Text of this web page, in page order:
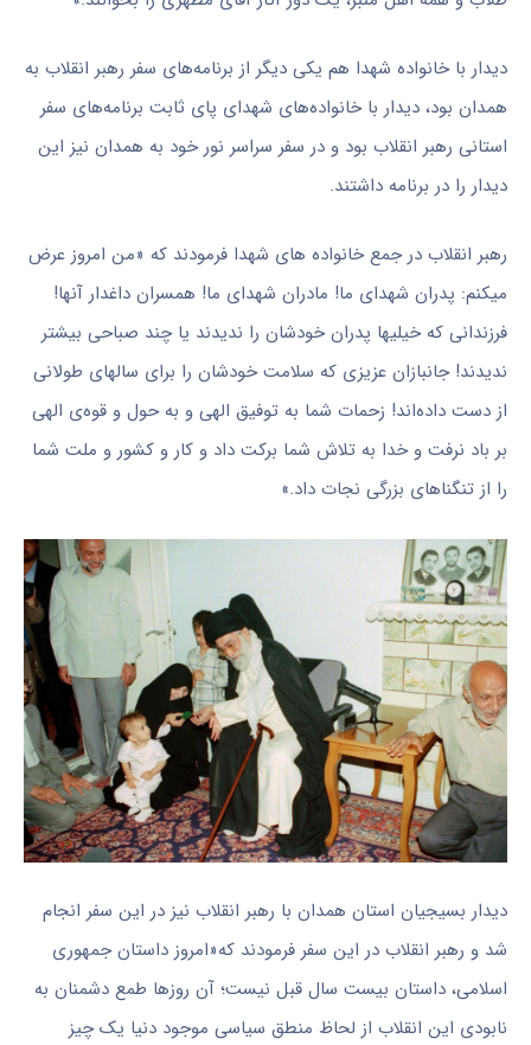
دیدار با خانواده شهدا هم یکی دیگر از برنامه‌های سفر رهبر انقلاب به
همدان بود، دیدار با خانواده‌های شهدای پای ثابت برنامه‌های سفر
استانی رهبر انقلاب بود و در سفر سراسر نور خود به همدان نیز این
دیدار را در برنامه داشتند.
رهبر انقلاب در جمع خانواده های شهدا فرمودند که «من امروز عرض
میکنم: پدران شهدای ما! مادران شهدای ما! همسران داغدار آنها!
فرزندانی که خیلیها پدران خودشان را ندیدند یا چند صباحی بیشتر
ندیدند! جانبازان عزیزی که سلامت خودشان را برای سالهای طولانی
از دست داده‌اند! زحمات شما به توفیق الهی و به حول و قوه‌ی الهی
بر باد نرفت و خدا به تلاش شما برکت داد و کار و کشور و ملت شما
را از تنگناهای بزرگی نجات داد.»
دیدار بسیجیان استان همدان با رهبر انقلاب نیز در این سفر انجام
شد و رهبر انقلاب در این سفر فرمودند که«امروز داستان جمهوری
اسلامی، داستان بیست سال قبل نیست؛ آن روزها طمع دشمنان به
نابودی این انقلاب از لحاظ منطق سیاسی موجود دنیا یک چیز